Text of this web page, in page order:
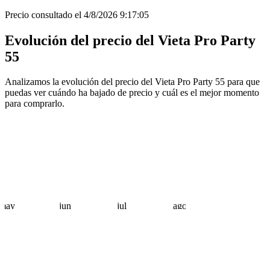
Precio consultado el 4/8/2026 9:17:05
Evolución del precio del Vieta Pro Party
55
Analizamos la evolución del precio del Vieta Pro Party 55 para que
puedas ver cuándo ha bajado de precio y cuál es el mejor momento
para comprarlo.
jun jul ago